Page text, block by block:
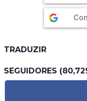
TRADUZIR
SEGUIDORES